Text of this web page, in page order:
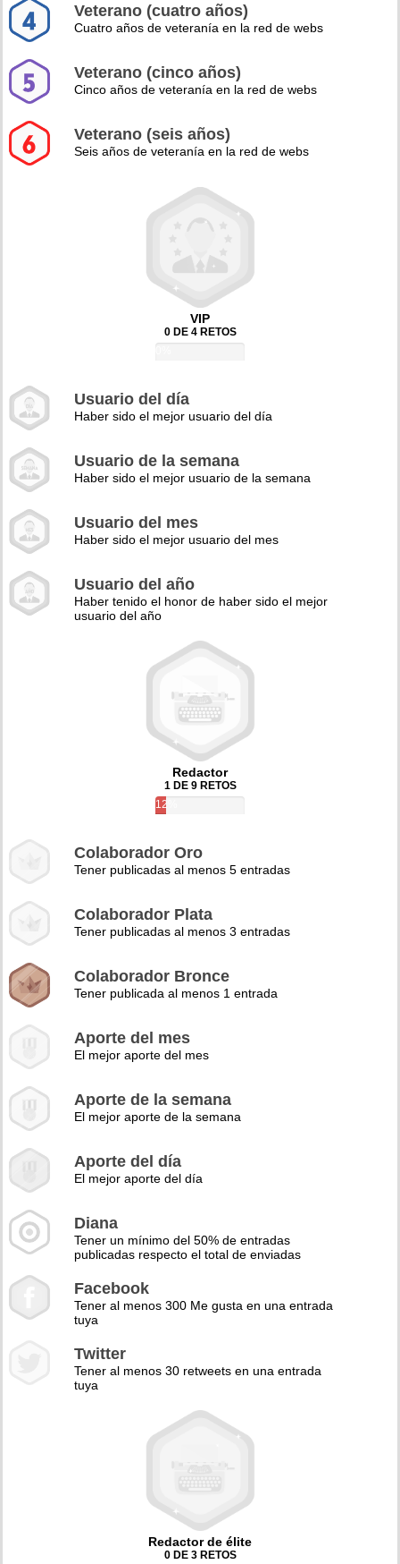
Veterano (cuatro años)
Cuatro años de veteranía en la red de webs
Veterano (cinco años)
Cinco años de veteranía en la red de webs
Veterano (seis años)
Seis años de veteranía en la red de webs
VIP
0 DE 4 RETOS
Usuario del día
Haber sido el mejor usuario del día
Usuario de la semana
Haber sido el mejor usuario de la semana
Usuario del mes
Haber sido el mejor usuario del mes
Usuario del año
Haber tenido el honor de haber sido el mejor
usuario del año
Redactor
1 DE 9 RETOS
12%
Colaborador Oro
Tener publicadas al menos 5 entradas
Colaborador Plata
Tener publicadas al menos 3 entradas
Colaborador Bronce
Tener publicada al menos 1 entrada
Aporte del mes
El mejor aporte del mes
Aporte de la semana
El mejor aporte de la semana
Aporte del día
El mejor aporte del día
Diana
Tener un mínimo del 50% de entradas
publicadas respecto el total de enviadas
Facebook
Tener al menos 300 Me gusta en una entrada
tuya
Twitter
Tener al menos 30 retweets en una entrada
tuya
Redactor de élite
0 DE 3 RETOS